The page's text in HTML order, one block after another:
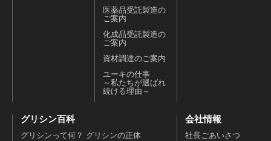
医薬品受託製造の
ご案内
化成品受託製造の
ご案内
資材調達のご案内
ユーキの仕事
～私たちが選ばれ
続ける理由～
グリシン百科
グリシンって何？ グリシンの正体
会社情報
社長ごあいさつ